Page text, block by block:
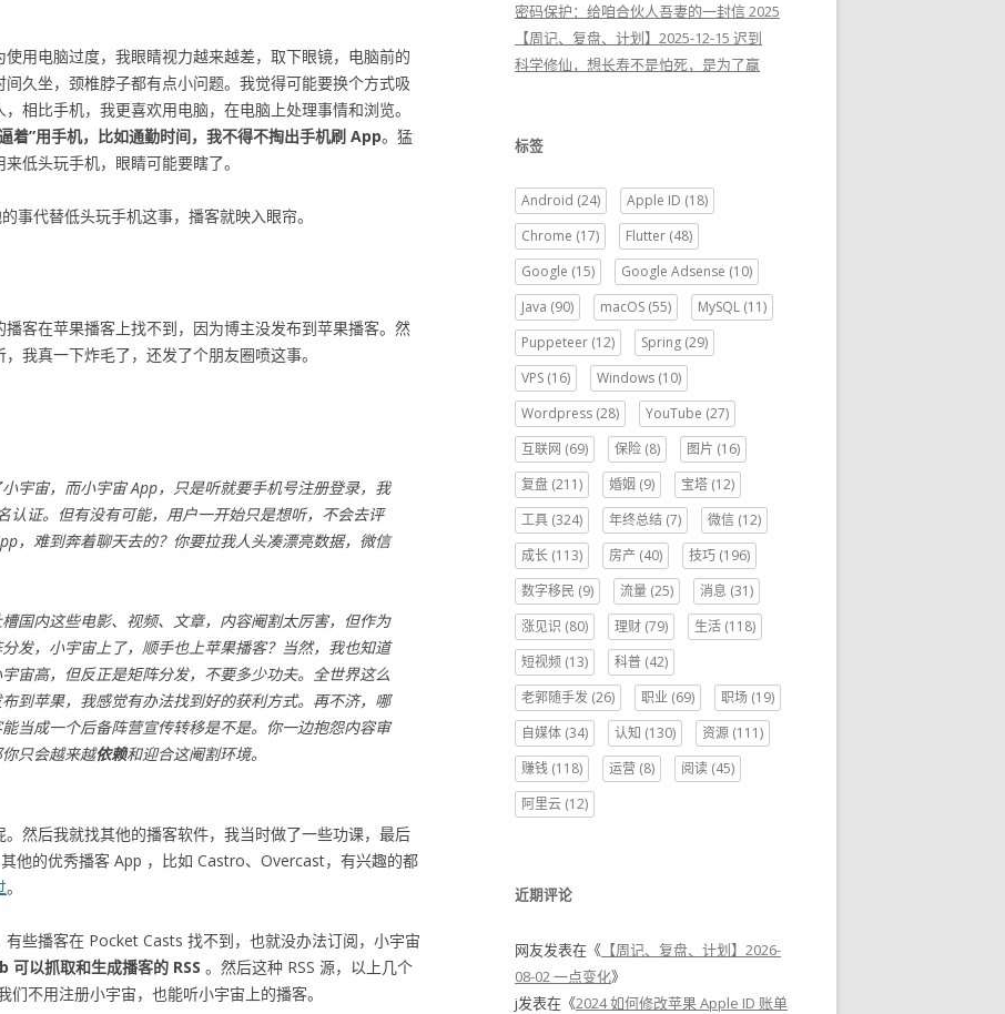
用电脑过度，我眼睛视力越来越差，取下眼镜，电脑前的
久坐，颈椎脖子都有点小问题。我觉得可能要换个方式吸
相比手机，我更喜欢用电脑，在电脑上处理事情和浏览。
着”用手机，比如通勤时间，我不得不掏出手机刷 App。猛
低头玩手机，眼睛可能要瞎了。
事代替低头玩手机这事，播客就映入眼帘。
客在苹果播客上找不到，因为博主没发布到苹果播客。然
我真一下炸毛了，还发了个朋友圈喷这事。
宇宙，而小宇宙 App，只是听就要手机号注册登录，我
认证。但有没有可能，用户一开始只是想听，不会去评
，难到奔着聊天去的？你要拉我人头凑漂亮数据，微信
国内这些电影、视频、文章，内容阉割太厉害，但作为
发，小宇宙上了，顺手也上苹果播客？当然，我也知道
宙高，但反正是矩阵分发，不要多少功夫。全世界这么
到苹果，我感觉有办法找到好的获利方式。再不济，哪
当成一个后备阵营宣传转移是不是。你一边抱怨内容审
只会越来越依赖和迎合这阉割环境。
然后我就找其他的播客软件，我当时做了一些功课，最后
他的优秀播客 App ，比如 Castro、Overcast，有兴趣的都
。
些播客在 Pocket Casts 找不到，也就没办法订阅，小宇宙
可以抓取和生成播客的 RSS 。然后这种 RSS 源，以上几个
不用注册小宇宙，也能听小宇宙上的播客。
密码保护：给咱合伙人吾妻的一封信 2025
【周记、复盘、计划】2025-12-15 迟到
科学修仙，想长寿不是怕死，是为了赢
标签
Android (24) Apple ID (18)
Chrome (17) Flutter (48)
Google (15) Google Adsense (10)
Java (90) macOS (55) MySQL (11)
Puppeteer (12) Spring (29)
VPS (16) Windows (10)
Wordpress (28) YouTube (27)
互联网 (69) 保险 (8) 图片 (16)
复盘 (211) 婚姻 (9) 宝塔 (12)
工具 (324) 年终总结 (7) 微信 (12)
成长 (113) 房产 (40) 技巧 (196)
数字移民 (9) 流量 (25) 消息 (31)
涨见识 (80) 理财 (79) 生活 (118)
短视频 (13) 科普 (42)
老郭随手发 (26) 职业 (69) 职场 (19)
自媒体 (34) 认知 (130) 资源 (111)
赚钱 (118) 运营 (8) 阅读 (45)
阿里云 (12)
近期评论
网友发表在《 【周记、复盘、计划】2026-
08-02 一点变化》
j发表在《2024 如何修改苹果 Apple ID 账单